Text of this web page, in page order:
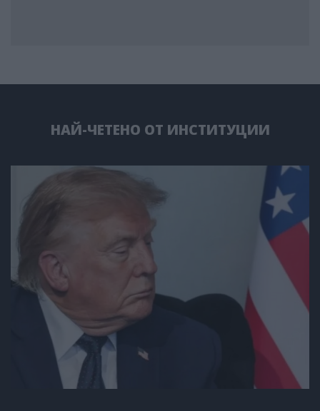
НАЙ-ЧЕТЕНО ОТ ИНСТИТУЦИИ